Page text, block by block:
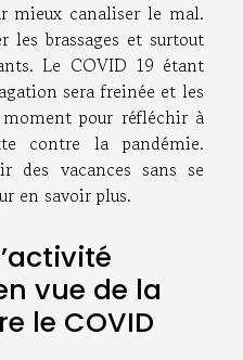
mieux canaliser le mal.
brassages et surtout
Le COVID 19 étant
sera freinée et les
pour réfléchir à
contre la pandémie.
des vacances sans se
en savoir plus.
vue de la
le COVID